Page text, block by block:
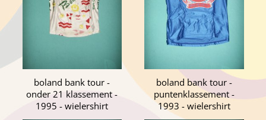
boland bank tour -
onder 21 klassement -
1995 - wielershirt
boland bank tour -
puntenklassement -
1993 - wielershirt